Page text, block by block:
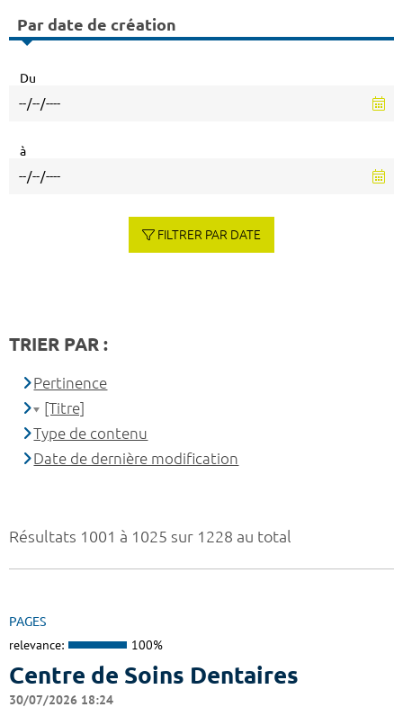
Résultats 1001 à 1025 sur 1228 au total
PAGES
relevance: 100%
Centre de Soins Dentaires
30/07/2026 18:24
Par date de création
Du
à
FILTRER PAR DATE
TRIER PAR :
Pertinence
[Titre]
Type de contenu
Date de dernière modification